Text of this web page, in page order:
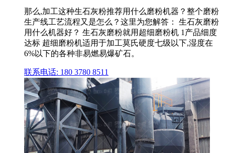
那么,加工这种生石灰粉推荐用什么磨粉机器？整个磨粉
生产线工艺流程又是怎么？这里为您解答： 生石灰磨粉
用什么机器好？ 生石灰磨粉就用超细磨粉机 1产品细度
达标 超细磨粉机适用于加工莫氏硬度七级以下,湿度在
6%以下的各种非易燃易爆矿石。
联系电话: 180 3780 8511